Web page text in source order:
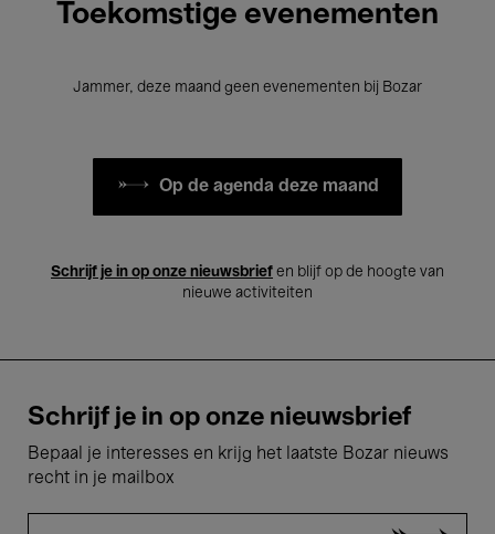
Toekomstige evenementen
Jammer, deze maand geen evenementen bij Bozar
Op de agenda deze maand
Schrijf je in op onze nieuwsbrief en blijf op de hoogte van
nieuwe activiteiten
Schrijf je in op onze nieuwsbrief
Bepaal je interesses en krijg het laatste Bozar nieuws
recht in je mailbox